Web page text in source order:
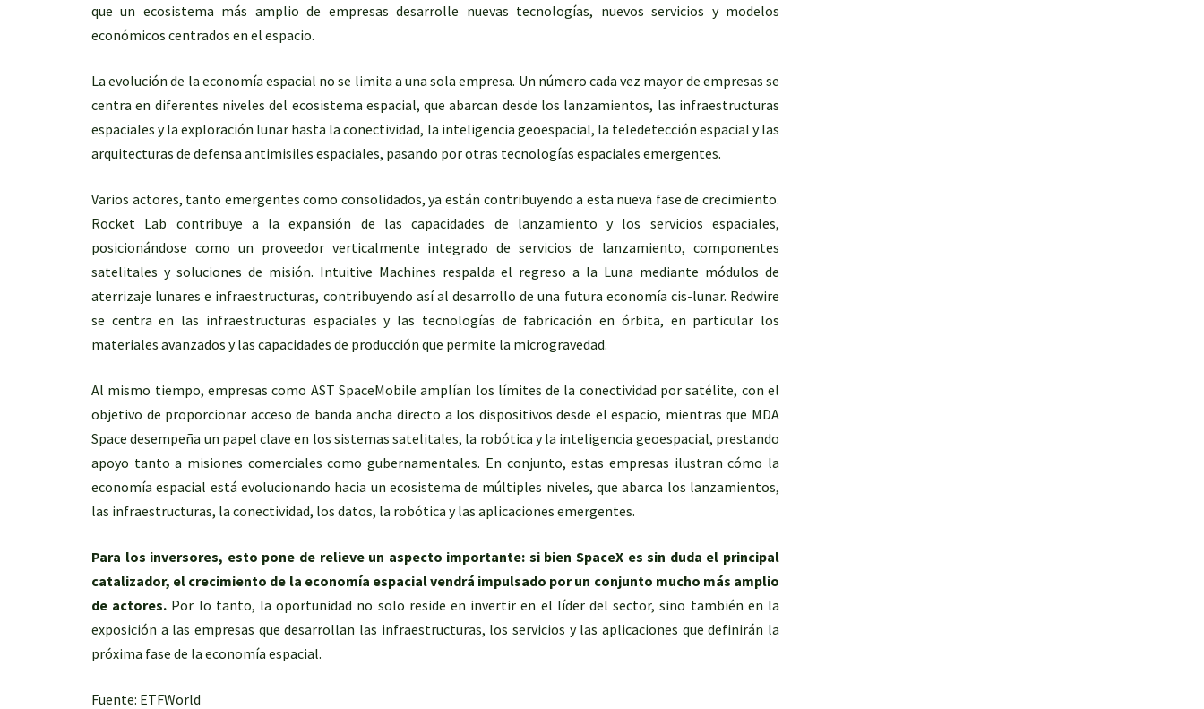
que un ecosistema más amplio de empresas desarrolle nuevas tecnologías, nuevos servicios y modelos
económicos centrados en el espacio.
La evolución de la economía espacial no se limita a una sola empresa. Un número cada vez mayor de empresas se
centra en diferentes niveles del ecosistema espacial, que abarcan desde los lanzamientos, las infraestructuras
espaciales y la exploración lunar hasta la conectividad, la inteligencia geoespacial, la teledetección espacial y las
arquitecturas de defensa antimisiles espaciales, pasando por otras tecnologías espaciales emergentes.
Varios actores, tanto emergentes como consolidados, ya están contribuyendo a esta nueva fase de crecimiento.
Rocket Lab contribuye a la expansión de las capacidades de lanzamiento y los servicios espaciales,
posicionándose como un proveedor verticalmente integrado de servicios de lanzamiento, componentes
satelitales y soluciones de misión. Intuitive Machines respalda el regreso a la Luna mediante módulos de
aterrizaje lunares e infraestructuras, contribuyendo así al desarrollo de una futura economía cis-lunar. Redwire
se centra en las infraestructuras espaciales y las tecnologías de fabricación en órbita, en particular los
materiales avanzados y las capacidades de producción que permite la microgravedad.
Al mismo tiempo, empresas como AST SpaceMobile amplían los límites de la conectividad por satélite, con el
objetivo de proporcionar acceso de banda ancha directo a los dispositivos desde el espacio, mientras que MDA
Space desempeña un papel clave en los sistemas satelitales, la robótica y la inteligencia geoespacial, prestando
apoyo tanto a misiones comerciales como gubernamentales. En conjunto, estas empresas ilustran cómo la
economía espacial está evolucionando hacia un ecosistema de múltiples niveles, que abarca los lanzamientos,
las infraestructuras, la conectividad, los datos, la robótica y las aplicaciones emergentes.
Para los inversores, esto pone de relieve un aspecto importante: si bien SpaceX es sin duda el principal
catalizador, el crecimiento de la economía espacial vendrá impulsado por un conjunto mucho más amplio
de actores. Por lo tanto, la oportunidad no solo reside en invertir en el líder del sector, sino también en la
exposición a las empresas que desarrollan las infraestructuras, los servicios y las aplicaciones que definirán la
próxima fase de la economía espacial.
Fuente: ETFWorld